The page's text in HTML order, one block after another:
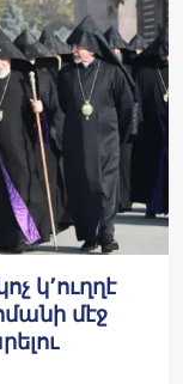
կ՚ուղղէ
մէջ